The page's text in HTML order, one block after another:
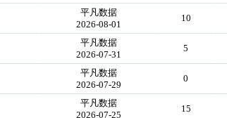
平凡数据
2026-08-01
10
平凡数据
2026-07-31
5
平凡数据
2026-07-29
0
平凡数据
2026-07-25
15